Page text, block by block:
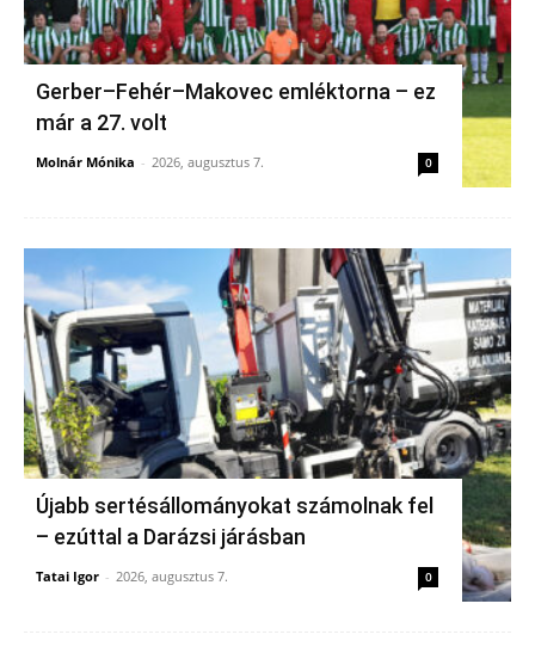
Gerber–Fehér–Makovec emléktorna – ez
már a 27. volt
Molnár Mónika - 2026, augusztus 7. 0
Újabb sertésállományokat számolnak fel
– ezúttal a Darázsi járásban
Tatai Igor - 2026, augusztus 7. 0